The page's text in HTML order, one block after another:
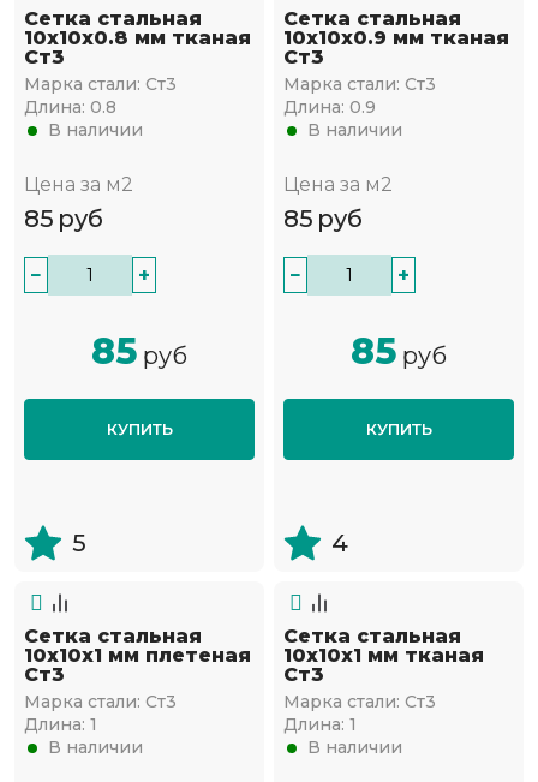
Сетка стальная
10х10х0.8 мм тканая
Ст3
Марка стали: Ст3
Длина: 0.8
В наличии
Цена за м2
85 руб
− +
85 руб
КУПИТЬ
5
Сетка стальная
10х10х0.9 мм тканая
Ст3
Марка стали: Ст3
Длина: 0.9
В наличии
Цена за м2
85 руб
− +
85 руб
КУПИТЬ
4
Сетка стальная
10х10х1 мм плетеная
Ст3
Марка стали: Ст3
Длина: 1
В наличии
Сетка стальная
10х10х1 мм тканая
Ст3
Марка стали: Ст3
Длина: 1
В наличии